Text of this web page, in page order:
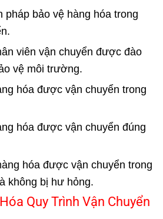
pháp bảo vệ hàng hóa trong
viên vận chuyển được đào
vệ môi trường.
hóa được vận chuyển trong
hóa được vận chuyển đúng
hóa được vận chuyển trong
không bị hư hỏng.
Quy Trình Vận Chuyển